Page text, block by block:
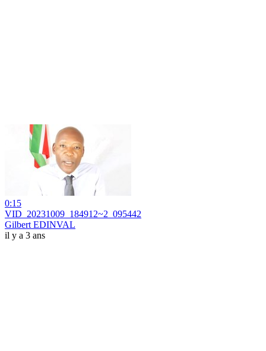
0:15
VID_20231009_184912~2_095442
Gilbert EDINVAL
il y a 3 ans